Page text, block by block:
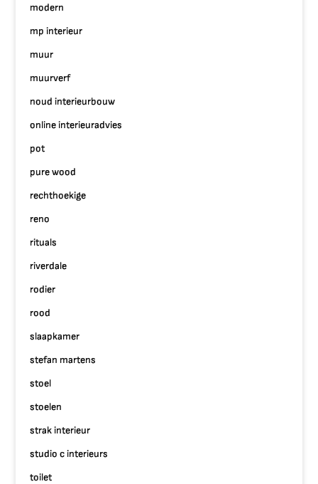
modern
mp interieur
muur
muurverf
noud interieurbouw
online interieuradvies
pot
pure wood
rechthoekige
reno
rituals
riverdale
rodier
rood
slaapkamer
stefan martens
stoel
stoelen
strak interieur
studio c interieurs
toilet